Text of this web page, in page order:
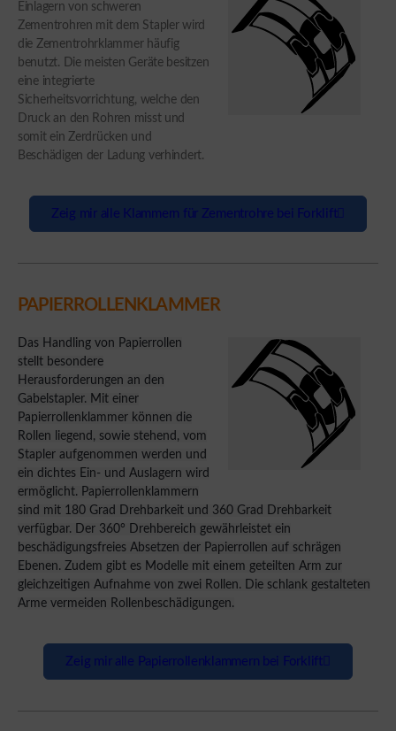
Einlagern von schweren
Zementrohren mit dem Stapler wird
die Zementrohrklammer häufig
benutzt. Die meisten Geräte besitzen
eine integrierte
Sicherheitsvorrichtung, welche den
Druck an den Rohren misst und
somit ein Zerdrücken und
Beschädigen der Ladung verhindert.
Zeig mir alle Klammern für Zementrohre bei Forklift
PAPIERROLLENKLAMMER
Das Handling von Papierrollen
stellt besondere
Herausforderungen an den
Gabelstapler. Mit einer
Papierrollenklammer können die
Rollen liegend, sowie stehend, vom
Stapler aufgenommen werden und
ein dichtes Ein- und Auslagern wird
ermöglicht. Papierrollenklammern
sind mit 180 Grad Drehbarkeit und 360 Grad Drehbarkeit
verfügbar. Der 360° Drehbereich gewährleistet ein
beschädigungsfreies Absetzen der Papierrollen auf schrägen
Ebenen. Zudem gibt es Modelle mit einem geteilten Arm zur
gleichzeitigen Aufnahme von zwei Rollen. Die schlank gestalteten
Arme vermeiden Rollenbeschädigungen.
Zeig mir alle Papierrollenklammern bei Forklift